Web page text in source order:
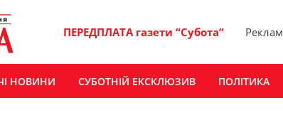
ПЕРЕДПЛАТА газети “Субота”
НОВИНИ СУБОТНІЙ ЕКСКЛЮЗИВ ПОЛІТИКА